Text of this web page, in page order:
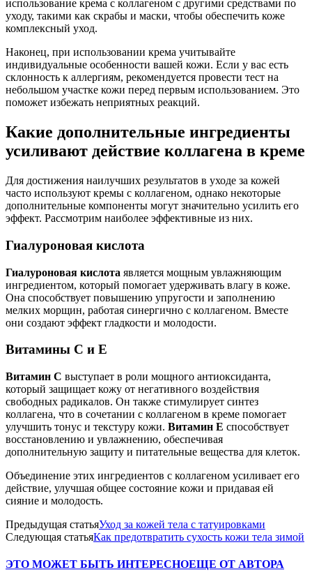
использование крема с коллагеном с другими средствами по
уходу, такими как скрабы и маски, чтобы обеспечить коже
комплексный уход.
Наконец, при использовании крема учитывайте
индивидуальные особенности вашей кожи. Если у вас есть
склонность к аллергиям, рекомендуется провести тест на
небольшом участке кожи перед первым использованием. Это
поможет избежать неприятных реакций.
Какие дополнительные ингредиенты
усиливают действие коллагена в креме
Для достижения наилучших результатов в уходе за кожей
часто используют кремы с коллагеном, однако некоторые
дополнительные компоненты могут значительно усилить его
эффект. Рассмотрим наиболее эффективные из них.
Гиалуроновая кислота
Гиалуроновая кислота является мощным увлажняющим
ингредиентом, который помогает удерживать влагу в коже.
Она способствует повышению упругости и заполнению
мелких морщин, работая синергично с коллагеном. Вместе
они создают эффект гладкости и молодости.
Витамины C и E
Витамин C выступает в роли мощного антиоксиданта,
который защищает кожу от негативного воздействия
свободных радикалов. Он также стимулирует синтез
коллагена, что в сочетании с коллагеном в креме помогает
улучшить тонус и текстуру кожи. Витамин E способствует
восстановлению и увлажнению, обеспечивая
дополнительную защиту и питательные вещества для клеток.
Объединение этих ингредиентов с коллагеном усиливает его
действие, улучшая общее состояние кожи и придавая ей
сияние и молодость.
Предыдущая статьяУход за кожей тела с татуировками
Следующая статьяКак предотвратить сухость кожи тела зимой
ЭТО МОЖЕТ БЫТЬ ИНТЕРЕСНОЕЩЕ ОТ АВТОРА